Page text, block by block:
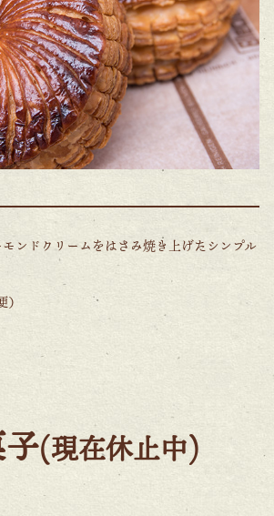
ンドクリームをはさみ焼き上げたシンプル
(現在休止中)